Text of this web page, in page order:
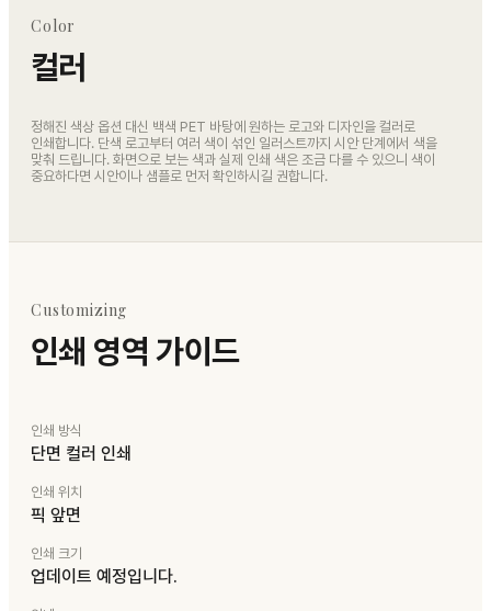
Color
컬러
정해진 색상 옵션 대신 백색 PET 바탕에 원하는 로고와 디자인을 컬러로
인쇄합니다. 단색 로고부터 여러 색이 섞인 일러스트까지 시안 단계에서 색을
맞춰 드립니다. 화면으로 보는 색과 실제 인쇄 색은 조금 다를 수 있으니 색이
중요하다면 시안이나 샘플로 먼저 확인하시길 권합니다.
Customizing
인쇄 영역 가이드
인쇄 방식
단면 컬러 인쇄
인쇄 위치
픽 앞면
인쇄 크기
업데이트 예정입니다.